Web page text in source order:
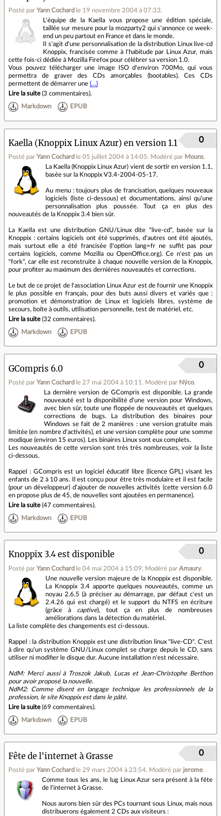
Posté par Yann Cochard le 19 novembre 2004 à 07:33.
L'équipe de la Kaella vous propose une édition spéciale,
taillée sur mesure pour la mozparty2 qui s'annonce ce week-
end un peu partout en France et dans le monde.
Il s'agit d'une personnalisation de la distribution Linux live-cd
Knoppix, francisée comme à l'habitude par Linux Azur, mais
cette fois-ci dédiée à Mozilla Firefox pour célébrer sa version 1.0.
Vous pouvez télécharger une image ISO d'environ 700Mo, qui vous
permettra de graver des CDs amorçables (bootables). Ces CDs
permettent de démarrer une (…)
Lire la suite (3 commentaires).
Markdown EPUB
Kaella (Knoppix Linux Azur) en version 1.1
Posté par Yann Cochard le 05 juillet 2004 à 14:05. Modéré par Mouns.
0
La Kaella (Knoppix Linux Azur) vient de sortir en version 1.1,
basée sur la Knoppix V3.4-2004-05-17.
Au menu : toujours plus de francisation, quelques nouveaux
logiciels (liste ci-dessous) et documentations, ainsi qu'une
personnalisation plus poussée. Tout ça en plus des
nouveautés de la Knoppix 3.4 bien sûr.
La Kaella est une distribution GNU/Linux dite "live-cd", basée sur la
Knoppix : certains logiciels ont été supprimés, d'autres ont été ajoutés,
mais surtout elle a été francisée (l'option lang=fr ne suffit pas pour
certains logiciels, comme Mozilla ou OpenOffice.org). Ce n'est pas un
"fork", car elle est reconstruite à chaque nouvelle version de la Knoppix,
pour profiter au maximum des dernières nouveautés et corrections.
Le but de ce projet de l'association Linux Azur est de fournir une Knoppix
le plus possible en français, pour des buts aussi divers et variés que :
promotion et démonstration de Linux et logiciels libres, système de
secours, boîte à outils, utilisation personnelle, test de matériel, etc.
Lire la suite (32 commentaires).
Markdown EPUB
GCompris 6.0
Posté par Yann Cochard le 27 mai 2004 à 10:11 . Modéré par Nÿco.
0
La dernière version de GCompris est disponible. La grande
nouveauté est la disponibilité d'une version pour Windows,
avec bien sûr, toute une floppée de nouveautés et quelques
corrections de bugs. La distribution des binaires pour
Windows se fait de 2 manières : une version gratuite mais
limitée (en nombre d'activités), et une version complète pour une somme
modique (environ 15 euros). Les binaires Linux sont eux complets.
Les nouveautés de cette version sont très très nombreuses, voir la liste
ci-dessous.
Rappel : GCompris est un logiciel éducatif libre (licence GPL) visant les
enfants de 2 à 10 ans. Il est conçu pour être très modulaire et il est facile
(pour un développeur) d'ajouter de nouvelles activités (cette version 6.0
en propose plus de 45, de nouvelles sont ajoutées en permanence).
Lire la suite (47 commentaires).
Markdown EPUB
Knoppix 3.4 est disponible
Posté par Yann Cochard le 04 mai 2004 à 15:09. Modéré par Amaury.
0
Une nouvelle version majeure de la Knoppix est disponible.
La Knoppix 3.4 apporte quelques nouveautés, comme un
noyau 2.6.5 (à préciser au démarrage, par défaut c'est un
2.4.26 qui est chargé) et le support du NTFS en écriture
(grâce à
captive), tout ça en plus de nombreuses
améliorations dans la détection du matériel.
La liste complète des changements est ci-dessous.
Rappel : la distribution Knoppix est une distribution linux "live-CD". C'est
à dire qu'un système GNU/Linux complet se charge depuis le CD, sans
utiliser ni modifier le disque dur. Aucune installation n'est nécessaire.
NdM: Merci aussi à Troszok Jakub, Lucas et Jean-Christophe Berthon
pour avoir proposé la nouvelle.
NdM2: Comme disent en langage technique les professionnels de la
profession, le site Knoppix est dans le pâté.
Lire la suite (69 commentaires).
Markdown EPUB
Fête de l'internet à Grasse
Posté par Yann Cochard le 29 mars 2004 à 23:54. Modéré par jerome.
0
Comme tous les ans, le lug Linux Azur sera présent à la fête
de l'internet à Grasse.
Nous aurons bien sûr des PCs tournant sous Linux, mais nous
distribuerons également 2 CDs aux visiteurs :